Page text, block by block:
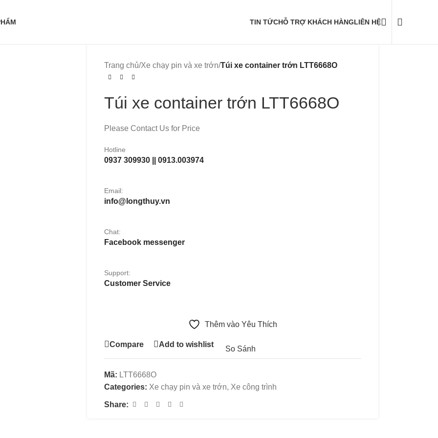
TIN TỨCHỖ TRỢ KHÁCH HÀNGLIÊN HỆ
Trang chủ/Xe chạy pin và xe trớn/Túi xe container trớn LTT6668O
Túi xe container trớn LTT6668O
Please Contact Us for Price
Hotline
0937 309930 || 0913.003974
Email:
info@longthuy.vn
Chat:
Facebook messenger
Support:
Customer Service
Thêm vào Yêu Thích
Compare Add to wishlist
So Sánh
Mã: LTT6668O
Categories: Xe chạy pin và xe trớn, Xe công trình
Share: